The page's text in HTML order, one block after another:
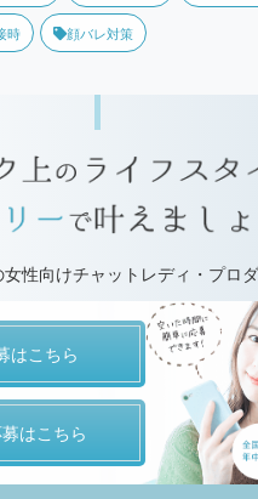
時 顔バレ対策
性向けチャットレディ・プロ
はこちら
はこちら